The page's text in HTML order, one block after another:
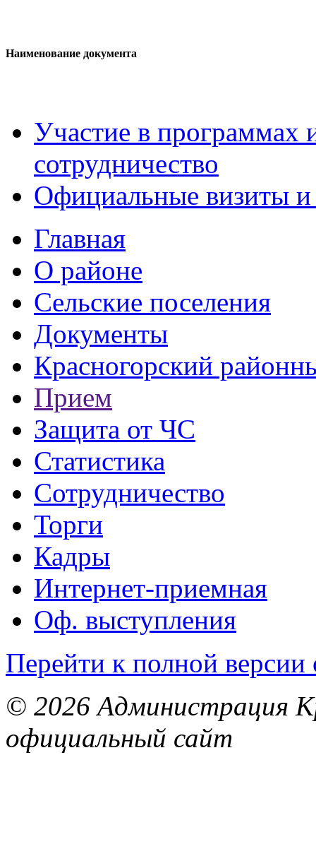
Наименование документа
Участие в программах
сотрудничество
Официальные визиты и
Главная
О районе
Сельские поселения
Документы
Красногорский
Прием
Защита от ЧС
Статистика
Сотрудничество
Торги
Кадры
Интернет-приемная
Оф. выступления
Перейти к полной версии
© 2026 Администрация
официальный сайт